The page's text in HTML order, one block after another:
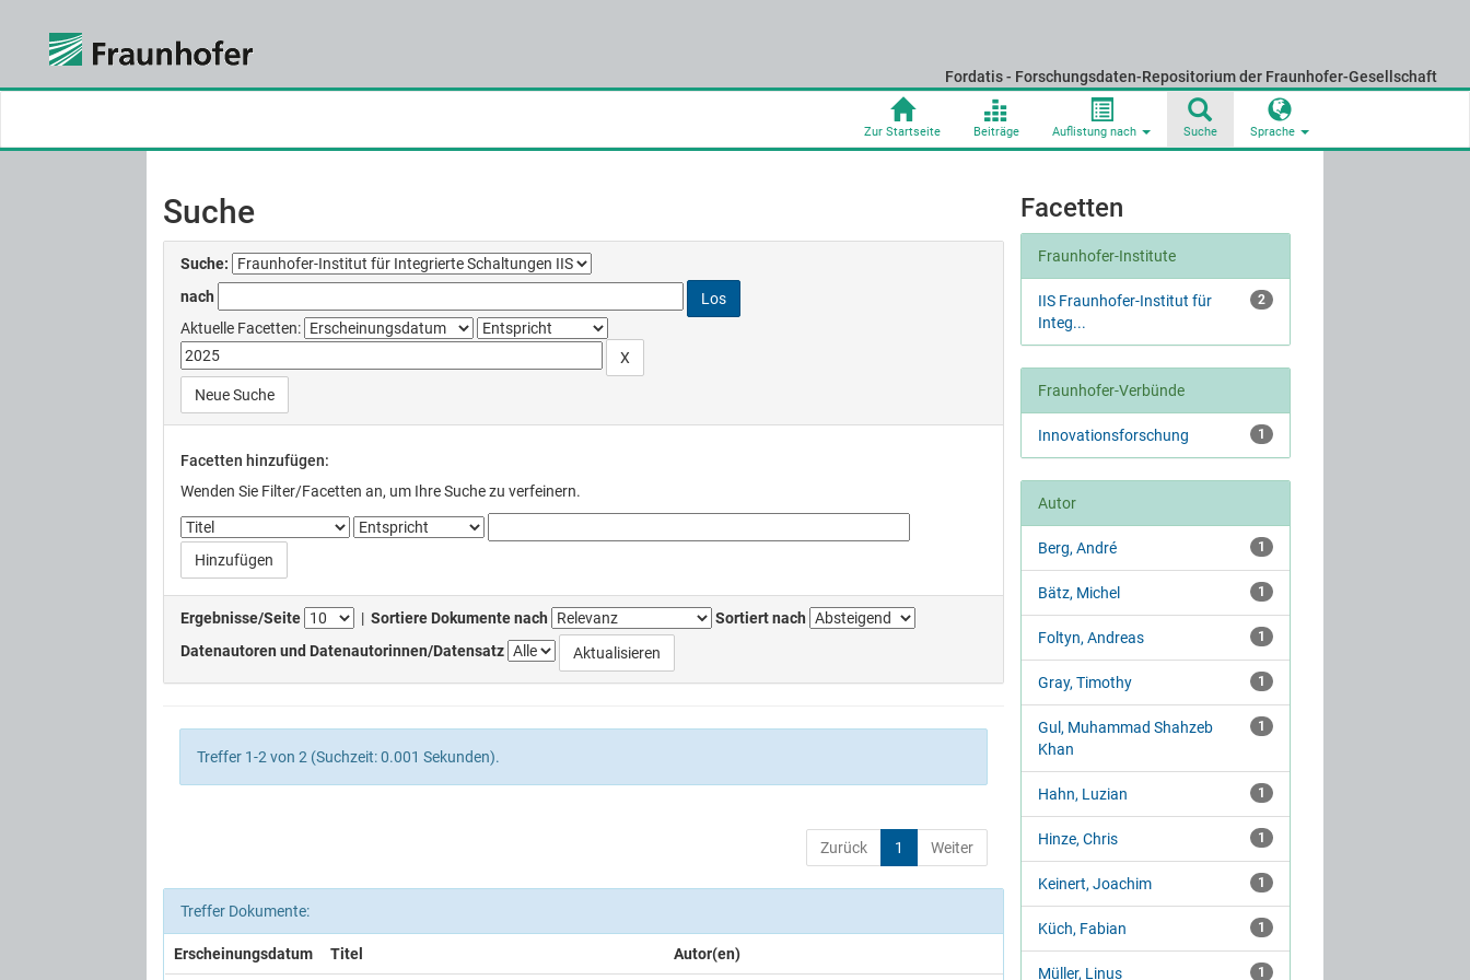
Fordatis - Forschungsdaten-Repositorium der Fraunhofer-Gesellschaft
Zur Startseite Beiträge Auflistung nach Suche Sprache
Suche
Suche:
nach
Aktuelle Facetten:
Neue Suche
Facetten hinzufügen:
Wenden Sie Filter/Facetten an, um Ihre Suche zu verfeinern.
Ergebnisse/Seite |Sortiere Dokumente nach
Sortiert nach
Datenautoren und Datenautorinnen/Datensatz
Treffer 1-2 von 2 (Suchzeit: 0.001 Sekunden).
Zurück 1 Weiter
Treffer Dokumente:
Erscheinungsdatum Titel Autor(en)
Facetten
Fraunhofer-Institute
2
IIS Fraunhofer-Institut für
Integ...
Fraunhofer-Verbünde
1
Innovationsforschung
Autor
1
Berg, André
1
Bätz, Michel
1
Foltyn, Andreas
1
Gray, Timothy
1
Gul, Muhammad Shahzeb
Khan
1
Hahn, Luzian
1
Hinze, Chris
1
Keinert, Joachim
1
Küch, Fabian
1
Müller, Linus